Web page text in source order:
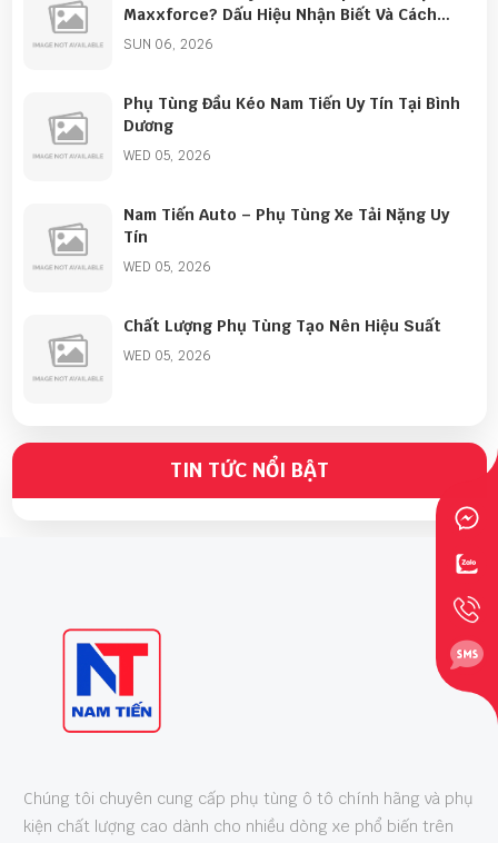
hiệu nhận biết và giải pháp xử lý trong bài viết dưới
đây.
Maxxforce? Dấu Hiệu Nhận Biết Và Cách
Khắc Phục
SUN 06, 2026
Phụ Tùng Đầu Kéo Nam Tiến Uy Tín Tại Bình
Dương
WED 05, 2026
Nam Tiến Auto – Phụ Tùng Xe Tải Nặng Uy
Tín
WED 05, 2026
Chất Lượng Phụ Tùng Tạo Nên Hiệu Suất
WED 05, 2026
WED 05, 2026TIN TỨC NỔI BẬT
Chúng tôi chuyên cung cấp phụ tùng ô tô chính hãng và phụ
kiện chất lượng cao dành cho nhiều dòng xe phổ biến trên